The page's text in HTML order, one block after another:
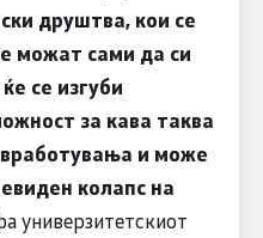
друштва, кои се
можат сами да си
се изгуби
за кава таква
и може
колапс на
универзитетскиот